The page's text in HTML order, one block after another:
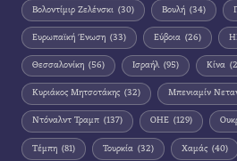
Βολοντίμιρ Ζελένσκι (30) Βουλή (34)
Ευρωπαϊκή Ένωση (33) Εύβοια (26)
Θεσσαλονίκη (56) Ισραήλ (95) Κίνα
Κυριάκος Μητσοτάκης (32) Μπενιαμίν
Ντόναλντ Τραμπ (137) ΟΗΕ (129)
Τέμπη (81) Τουρκία (32) Χαμάς (40)